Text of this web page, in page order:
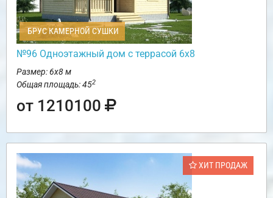
БРУС КАМЕРНОЙ СУШКИ
№96 Одноэтажный дом с террасой 6х8
Размер: 6х8 м
Общая площадь: 452
от 1210100
ХИТ ПРОДАЖ